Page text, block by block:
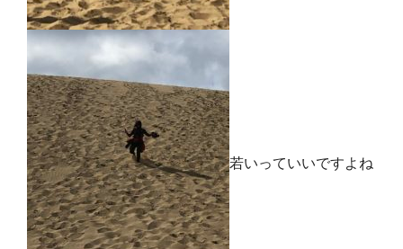
若いっていいですよね